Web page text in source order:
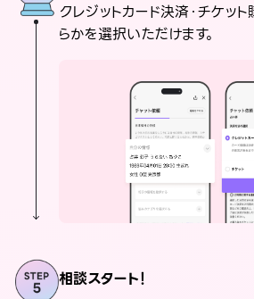
クレジットカード決済・チケッ
らかを選択いただけます。
相談スタート！